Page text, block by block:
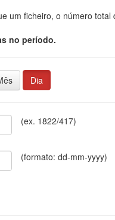
um ficheiro, o número
no período.
Dia
(ex. 1822/417)
(formato: dd-mm-yyyy)